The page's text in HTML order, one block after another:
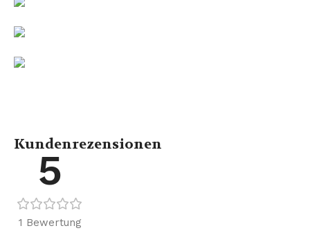
Kundenrezensionen
5
1 Bewertung